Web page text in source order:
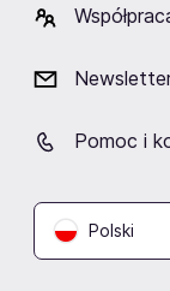
Pomoc i
Polski
niektórym z nich
roku. Jego
Dawał koncerty
Wybieramy hit
na Spotify stała